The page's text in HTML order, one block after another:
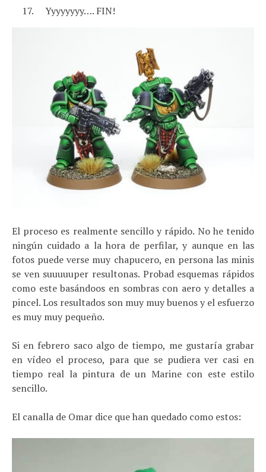
Yyyyyyyy…. FIN!
El proceso es realmente sencillo y rápido. No he tenido
ningún cuidado a la hora de perfilar, y aunque en las
fotos puede verse muy chapucero, en persona las minis
se ven suuuuuper resultonas. Probad esquemas rápidos
como este basándoos en sombras con aero y detalles a
pincel. Los resultados son muy muy buenos y el esfuerzo
es muy muy pequeño.
Si en febrero saco algo de tiempo, me gustaría grabar
en vídeo el proceso, para que se pudiera ver casi en
tiempo real la pintura de un Marine con este estilo
sencillo.
El canalla de Omar dice que han quedado como estos: